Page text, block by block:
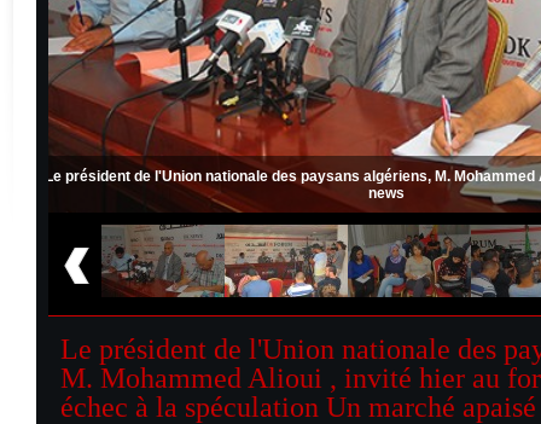
de dk
Le président de l'Union nationale des paysans algériens, M.
news
Le président de l'Union nationale des
M. Mohammed Alioui , invité hier au
échec à la spéculation Un marché apaisé